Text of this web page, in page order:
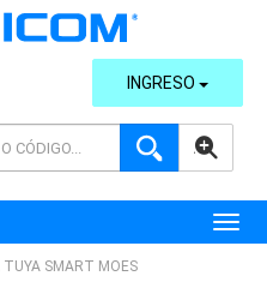
AVANZADA
INGRESO
TUYA SMART MOES